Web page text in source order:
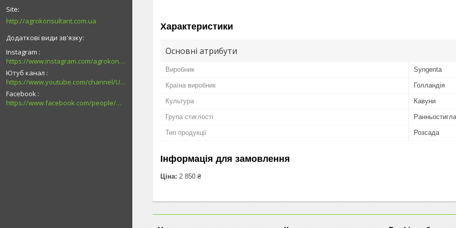
http://agrokonsultant.com.ua
Instagram
https://www.instagram.com/agrokonsultant.com.ua
Ютуб канал
https://www.youtube.com/channel/UCsMskbYs7K45z-_p_4_grmQ
Facebook
https://www.facebook.com/people/%D0%90%D0%B3%D1%80%D0%BE%D0%BA%D0%BE%D0%BD%D1%81%D1%83%D0%BB%D1%8C%D1%82%D0%B0%D0%BD%D1%82-%D0%9F%D0%B0%D0%B2%D0%BB%D0%BE%D0%B3%D1%80%D0%B0%D0%B4/100027726794989/
Характеристики
Основні атрибути
Виробник Syngenta
Країна виробник Голландія
Культура Кавуни
Група стиглості Ранньостигла
Тип продукції Розсада
Інформація для замовлення
Ціна: 2 850 ₴